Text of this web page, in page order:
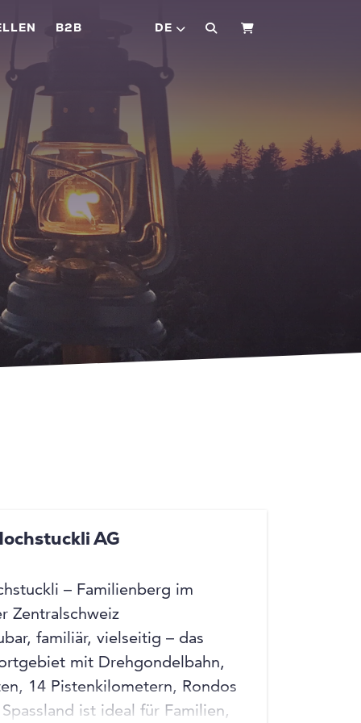
B2B DE WARENKORB
AG
– Familienberg im
Zentralschweiz
familiär, vielseitig – das
mit Drehgondelbahn,
14 Pistenkilometern, Rondos
ist ideal für Familien,